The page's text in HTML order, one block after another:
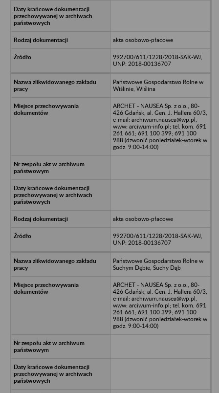
akta osobowo-płacowe
992700/611/1228/2018-SAK-WJ,
UNP: 2018-00136707
Państwowe Gospodarstwo Rolne w
Wiślinie, Wiślina
ARCHET - NAUSEA Sp. z o.o., 80-
426 Gdańsk, al. Gen. J. Hallera 60/3,
e-mail: archiwum.nausea@wp.pl,
www: arciwum-info.pl; tel. kom. 691
261 661; 691 100 399; 691 100
988 (dzwonić poniedziałek-wtorek w
godz. 9:00-14:00)
akta osobowo-płacowe
992700/611/1228/2018-SAK-WJ,
UNP: 2018-00136707
Państwowe Gospodarstwo Rolne w
Suchym Dębie, Suchy Dąb
ARCHET - NAUSEA Sp. z o.o., 80-
426 Gdańsk, al. Gen. J. Hallera 60/3,
e-mail: archiwum.nausea@wp.pl,
www: arciwum-info.pl; tel. kom. 691
261 661; 691 100 399; 691 100
988 (dzwonić poniedziałek-wtorek w
godz. 9:00-14:00)